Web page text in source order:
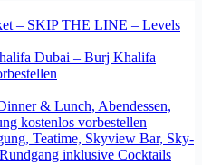
– SKIP THE LINE – Levels
Dubai – Burj Khalifa
& Lunch, Abendessen,
kostenlos vorbestellen
Teatime, Skyview Bar, Sky-
inklusive Cocktails